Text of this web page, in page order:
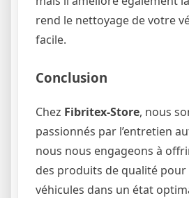
rend le nettoyage de votre
facile.
Conclusion
Chez Fibritex-Store, nous
passionnés par l’entretien
nous nous engageons à
des produits de qualité
véhicules dans un état